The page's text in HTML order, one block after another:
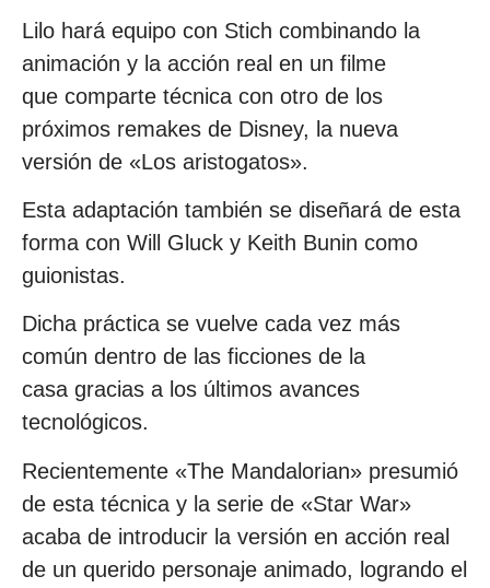
Lilo hará equipo con Stich combinando la
animación y la acción real en un filme
que comparte técnica con otro de los
próximos remakes de Disney, la nueva
versión de «Los aristogatos».
Esta adaptación también se diseñará de esta
forma con Will Gluck y Keith Bunin como
guionistas.
Dicha práctica se vuelve cada vez más
común dentro de las ficciones de la
casa gracias a los últimos avances
tecnológicos.
Recientemente «The Mandalorian» presumió
de esta técnica y la serie de «Star War»
acaba de introducir la versión en acción real
de un querido personaje animado, logrando el